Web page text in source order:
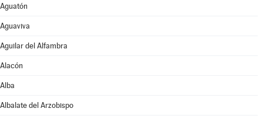
Aguatón
Aguaviva
Aguilar del Alfambra
Alacón
Alba
Albalate del Arzobispo